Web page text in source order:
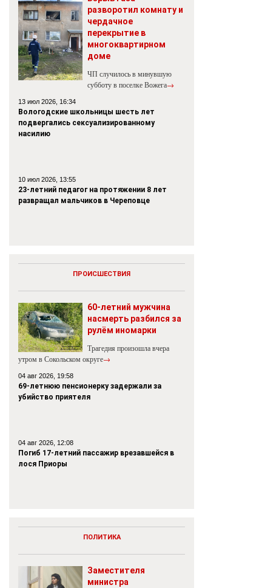
разворотил комнату и
чердачное
перекрытие в
многоквартирном
доме
ЧП случилось в минувшую
субботу в поселке Вожега→
13 июл 2026, 16:34
Вологодские школьницы шесть лет
подвергались сексуализированному
насилию
10 июл 2026, 13:55
23-летний педагог на протяжении 8 лет
развращал мальчиков в Череповце
ПРОИСШЕСТВИЯ
60-летний мужчина
насмерть разбился за
рулём иномарки
Трагедия произошла вчера
утром в Сокольском округе→
04 авг 2026, 19:58
69-летнюю пенсионерку задержали за
убийство приятеля
04 авг 2026, 12:08
Погиб 17-летний пассажир врезавшейся в
лося Приоры
ПОЛИТИКА
Заместителя
министра